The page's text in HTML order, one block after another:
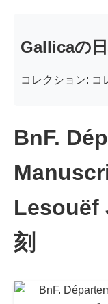
Gallicaの
コレクション: コ
BnF.
Lesouëf
刻